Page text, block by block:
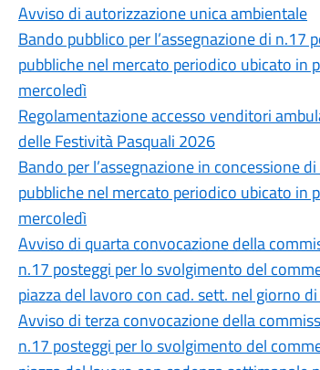
Avviso di autorizzazione unica ambientale
Bando pubblico per l’assegnazione di
pubbliche nel mercato periodico ubicato in
mercoledì
Regolamentazione accesso venditori
delle Festività Pasquali 2026
Bando per l’assegnazione in concessione
pubbliche nel mercato periodico ubicato in
mercoledì
Avviso di quarta convocazione della
n.17 posteggi per lo svolgimento del
piazza del lavoro con cad. sett. nel giorno
Avviso di terza convocazione della
n.17 posteggi per lo svolgimento del